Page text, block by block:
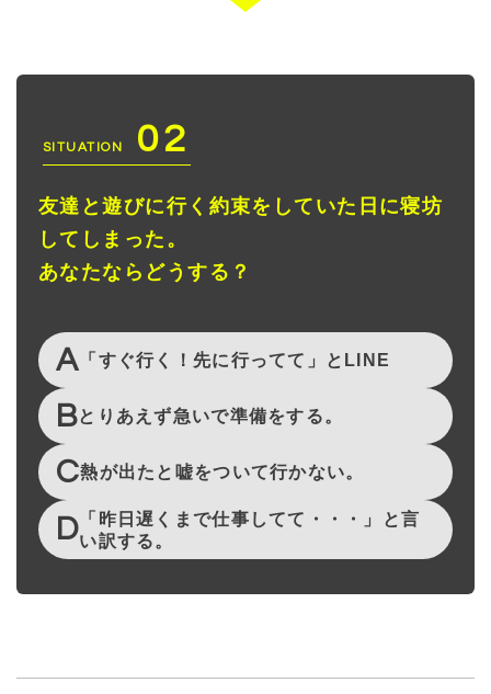
SITUATION 02
友達と遊びに行く約束をしていた日に寝坊
してしまった。
あなたならどうする？
A 「すぐ行く！先に行ってて」とLINE
Bとりあえず急いで準備をする。
C熱が出たと嘘をついて行かない。
D 「昨日遅くまで仕事してて・・・」と言
い訳する。